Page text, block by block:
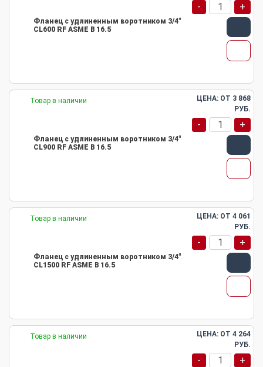
Фланец с удлиненным воротником 3/4"
CL600 RF ASME B 16.5
- +
Товар в наличии
Фланец с удлиненным воротником 3/4"
CL900 RF ASME B 16.5
ЦЕНА: ОТ 3 868
РУБ.
- +
Товар в наличии
Фланец с удлиненным воротником 3/4"
CL1500 RF ASME B 16.5
ЦЕНА: ОТ 4 061
РУБ.
- +
Товар в наличии ЦЕНА: ОТ 4 264
РУБ.
- +